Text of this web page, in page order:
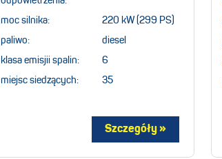
moc silnika: 220 kW (299 PS)
paliwo: diesel
klasa emisjii spalin: 6
miejsc siedzących: 35